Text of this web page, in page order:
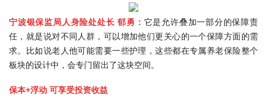
宁波银保监局人身险处处长 郁勇： 它是允许叠加一部分的保障责
任，就是说对不同人群，可以增加他们更关心的一个保障方面的需
求。比如说老人他可能需要一些护理，这些都在专属养老保险整个
板块的设计中，会专门留出了这块空间。
保本+浮动 可享受投资收益